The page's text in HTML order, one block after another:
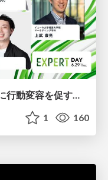
経済学の知見を活かしたユーザに行動変容を促す仕掛け - タップルでの共同研究プロジェクトを例として
1 160